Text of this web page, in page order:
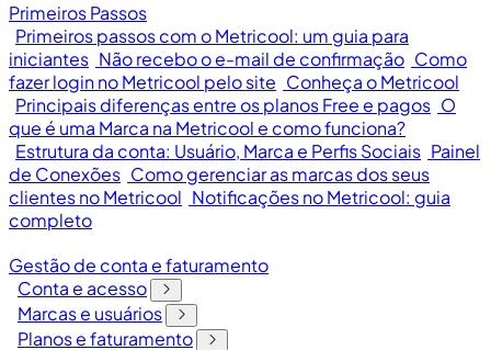
Primeiros Passos
Primeiros passos com o Metricool: um guia para
iniciantes Não recebo o e-mail de confirmação Como
fazer login no Metricool pelo site Conheça o Metricool
Principais diferenças entre os planos Free e pagos O
que é uma Marca na Metricool e como funciona?
Estrutura da conta: Usuário, Marca e Perfis Sociais Painel
de Conexões Como gerenciar as marcas dos seus
clientes no Metricool Notificações no Metricool: guia
completo
Gestão de conta e faturamento
Conta e acesso
Marcas e usuários
Planos e faturamento